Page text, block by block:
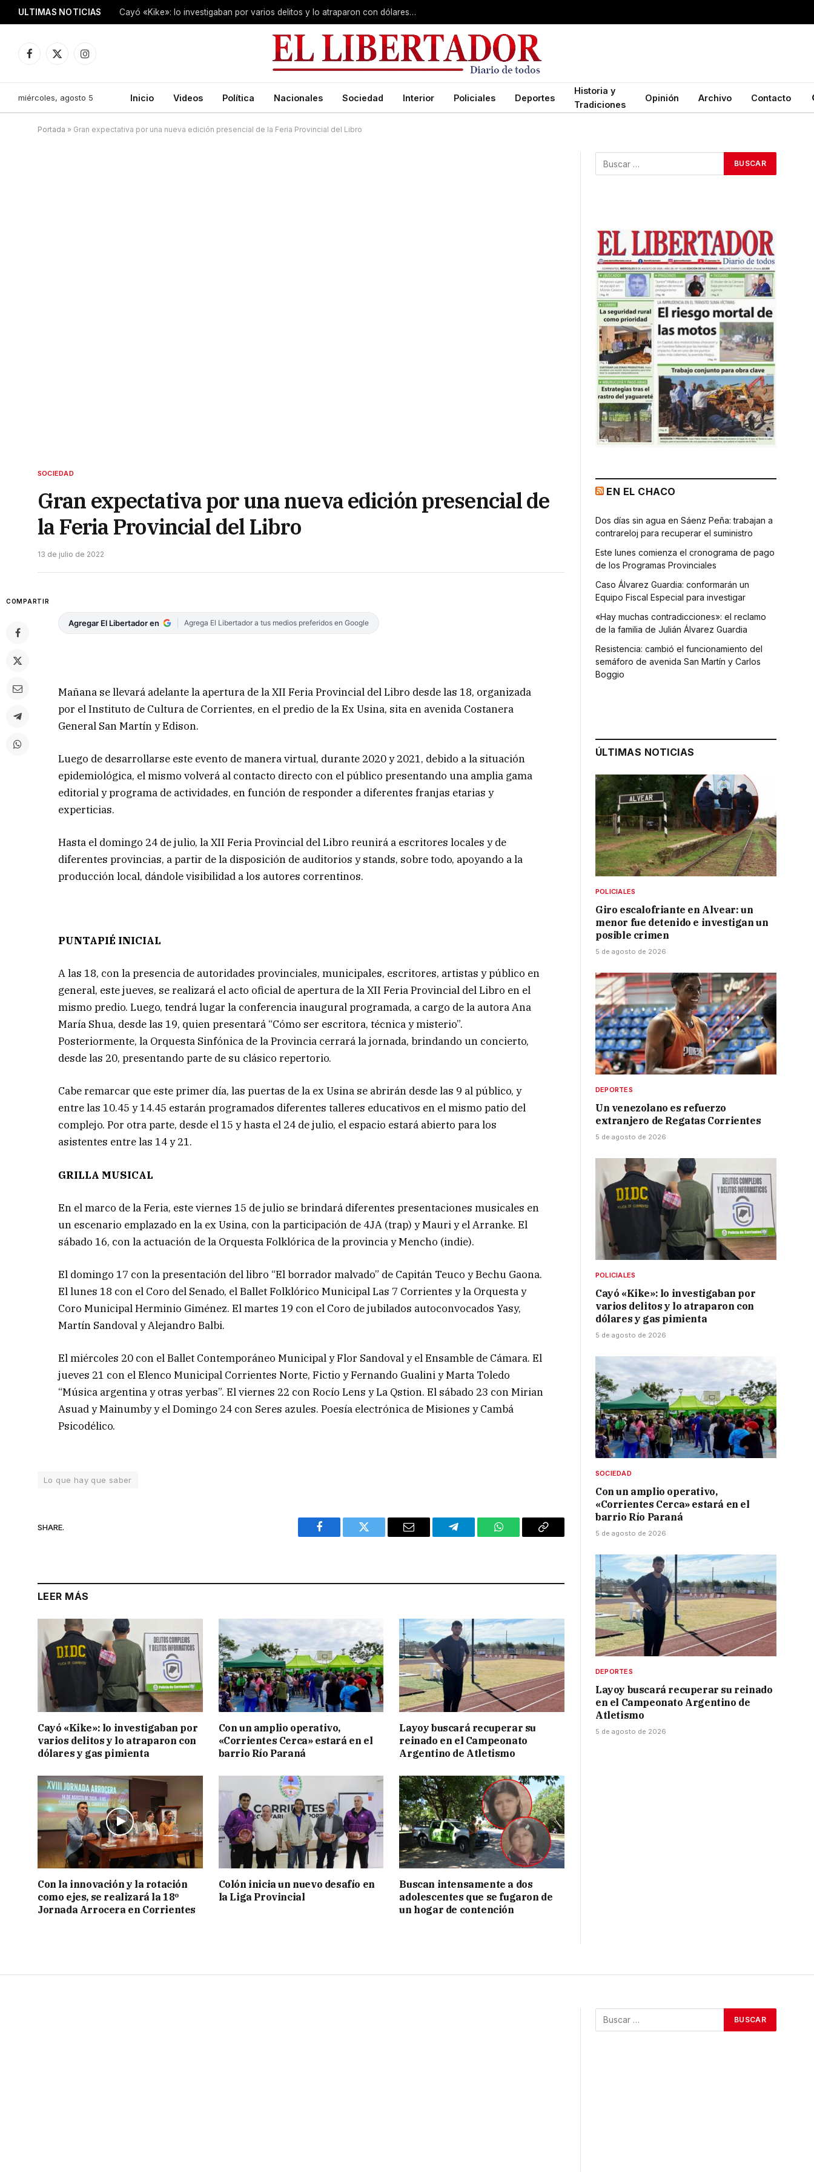
ULTIMAS NOTICIAS Cayó «Kike»: lo investigaban por varios delitos y lo atraparon con dólares y gas pimienta
Facebook
X
Instagram
miércoles, agosto 5 Inicio Videos Política Nacionales Sociedad Interior Policiales Deportes
Historia y
Tradiciones
Opinión Archivo Contacto
Portada » Gran expectativa por una nueva edición presencial de la Feria Provincial del Libro
SOCIEDAD
Gran expectativa por una nueva edición presencial de
la Feria Provincial del Libro
13 de julio de 2022
COMPARTIR
Agregar El Libertador en Agrega El Libertador a tus medios preferidos en Google
Mañana se llevará adelante la apertura de la XII Feria Provincial del Libro desde las 18, organizada
por el Instituto de Cultura de Corrientes, en el predio de la Ex Usina, sita en avenida Costanera
General San Martín y Edison.
Luego de desarrollarse este evento de manera virtual, durante 2020 y 2021, debido a la situación
epidemiológica, el mismo volverá al contacto directo con el público presentando una amplia gama
editorial y programa de actividades, en función de responder a diferentes franjas etarias y
experticias.
Hasta el domingo 24 de julio, la XII Feria Provincial del Libro reunirá a escritores locales y de
diferentes provincias, a partir de la disposición de auditorios y stands, sobre todo, apoyando a la
producción local, dándole visibilidad a los autores correntinos.
PUNTAPIÉ INICIAL
A las 18, con la presencia de autoridades provinciales, municipales, escritores, artistas y público en
general, este jueves, se realizará el acto oficial de apertura de la XII Feria Provincial del Libro en el
mismo predio. Luego, tendrá lugar la conferencia inaugural programada, a cargo de la autora Ana
María Shua, desde las 19, quien presentará “Cómo ser escritora, técnica y misterio”.
Posteriormente, la Orquesta Sinfónica de la Provincia cerrará la jornada, brindando un concierto,
desde las 20, presentando parte de su clásico repertorio.
Cabe remarcar que este primer día, las puertas de la ex Usina se abrirán desde las 9 al público, y
entre las 10.45 y 14.45 estarán programados diferentes talleres educativos en el mismo patio del
complejo. Por otra parte, desde el 15 y hasta el 24 de julio, el espacio estará abierto para los
asistentes entre las 14 y 21.
GRILLA MUSICAL
En el marco de la Feria, este viernes 15 de julio se brindará diferentes presentaciones musicales en
un escenario emplazado en la ex Usina, con la participación de 4JA (trap) y Mauri y el Arranke. El
sábado 16, con la actuación de la Orquesta Folklórica de la provincia y Mencho (indie).
El domingo 17 con la presentación del libro “El borrador malvado” de Capitán Teuco y Bechu Gaona.
El lunes 18 con el Coro del Senado, el Ballet Folklórico Municipal Las 7 Corrientes y la Orquesta y
Coro Municipal Herminio Giménez. El martes 19 con el Coro de jubilados autoconvocados Yasy,
Martín Sandoval y Alejandro Balbi.
El miércoles 20 con el Ballet Contemporáneo Municipal y Flor Sandoval y el Ensamble de Cámara. El
jueves 21 con el Elenco Municipal Corrientes Norte, Fictio y Fernando Gualini y Marta Toledo
“Música argentina y otras yerbas”. El viernes 22 con Rocío Lens y La Qstion. El sábado 23 con Mirian
Asuad y Mainumby y el Domingo 24 con Seres azules. Poesía electrónica de Misiones y Cambá
Psicodélico.
Lo que hay que saber
SHARE.
Facebook Twitter Email Telegram WhatsAppCopy
LEER MÁS
Cayó «Kike»: lo investigaban por
varios delitos y lo atraparon con
dólares y gas pimienta
Con un amplio operativo,
«Corrientes Cerca» estará en el
barrio Río Paraná
Layoy buscará recuperar su
reinado en el Campeonato
Argentino de Atletismo
Con la innovación y la rotación
como ejes, se realizará la 18º
Jornada Arrocera en Corrientes
Colón inicia un nuevo desafío en
la Liga Provincial
Buscan intensamente a dos
adolescentes que se fugaron de
un hogar de contención
EN EL CHACO
Dos días sin agua en Sáenz Peña: trabajan a
contrareloj para recuperar el suministro
Este lunes comienza el cronograma de pago
de los Programas Provinciales
Caso Álvarez Guardia: conformarán un
Equipo Fiscal Especial para investigar
«Hay muchas contradicciones»: el reclamo
de la familia de Julián Álvarez Guardia
Resistencia: cambió el funcionamiento del
semáforo de avenida San Martín y Carlos
Boggio
ÚLTIMAS NOTICIAS
POLICIALES
Giro escalofriante en Alvear: un
menor fue detenido e investigan un
posible crimen
5 de agosto de 2026
DEPORTES
Un venezolano es refuerzo
extranjero de Regatas Corrientes
5 de agosto de 2026
POLICIALES
Cayó «Kike»: lo investigaban por
varios delitos y lo atraparon con
dólares y gas pimienta
5 de agosto de 2026
SOCIEDAD
Con un amplio operativo,
«Corrientes Cerca» estará en el
barrio Río Paraná
5 de agosto de 2026
DEPORTES
Layoy buscará recuperar su reinado
en el Campeonato Argentino de
Atletismo
5 de agosto de 2026